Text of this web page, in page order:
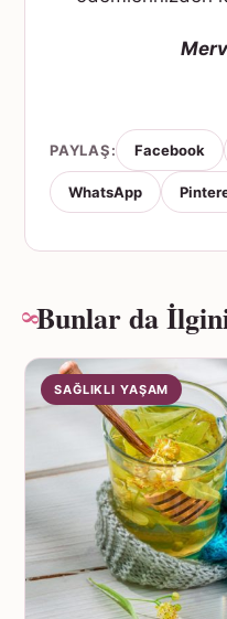
PAYLAŞ: Facebook
WhatsApp
Bunlar da
SAĞLIKLI YAŞAM